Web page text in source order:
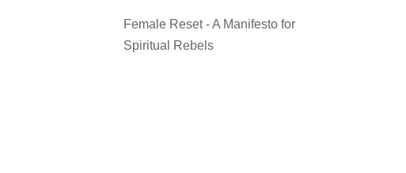
Female Reset - A Manifesto for
Spiritual Rebels